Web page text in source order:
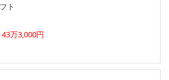
ト
万3,000円